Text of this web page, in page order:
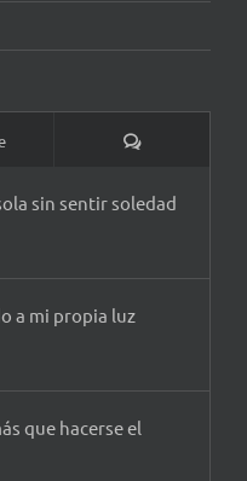
Comentarios
sin sentir soledad
a mi propia luz
que hacerse el